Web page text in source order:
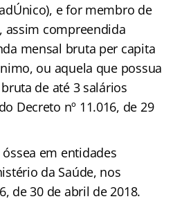
e for membro de
assim compreendida
mensal bruta per capita
ou aquela que possua
de até 3 salários
Decreto nº 11.016, de 29
em entidades
da Saúde, nos
de 30 de abril de2018.